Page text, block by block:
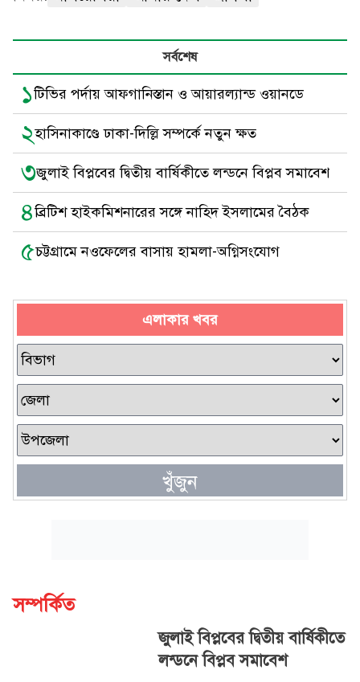
সর্বশেষ
১টিভির পর্দায় আফগানিস্তান ও আয়ারল্যান্ড ওয়ানডে
২হাসিনাকাণ্ডে ঢাকা-দিল্লি সম্পর্কে নতুন ক্ষত
৩জুলাই বিপ্লবের দ্বিতীয় বার্ষিকীতে লন্ডনে বিপ্লব সমাবেশ
৪ব্রিটিশ হাইকমিশনারের সঙ্গে নাহিদ ইসলামের বৈঠক
৫চট্টগ্রামে নওফেলের বাসায় হামলা-অগ্নিসংযোগ
এলাকার খবর
খুঁজুন
সম্পর্কিত
জুলাই বিপ্লবের দ্বিতীয় বার্ষিকীতে
লন্ডনে বিপ্লব সমাবেশ